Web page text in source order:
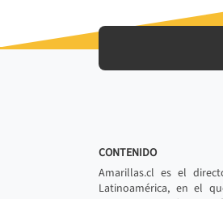
CONTENIDO
Amarillas.cl es el
Latinoamérica, en el